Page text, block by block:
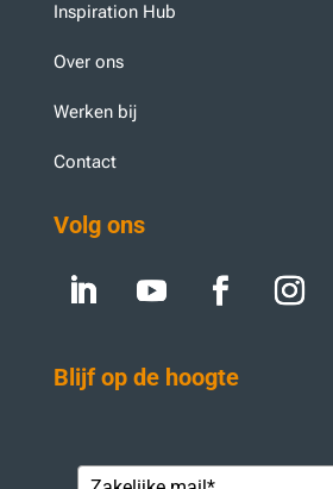
Inspiration Hub
Over ons
Werken bij
Contact
Volg ons
Blijf op de hoogte